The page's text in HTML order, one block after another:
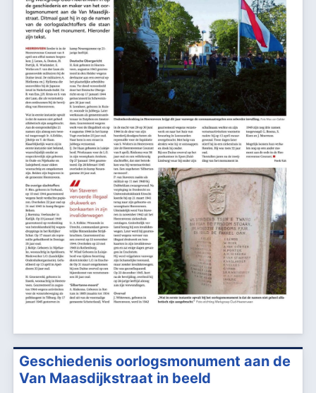
Geschiedenis oorlogsmonument aan de
Van Maasdijkstraat in beeld